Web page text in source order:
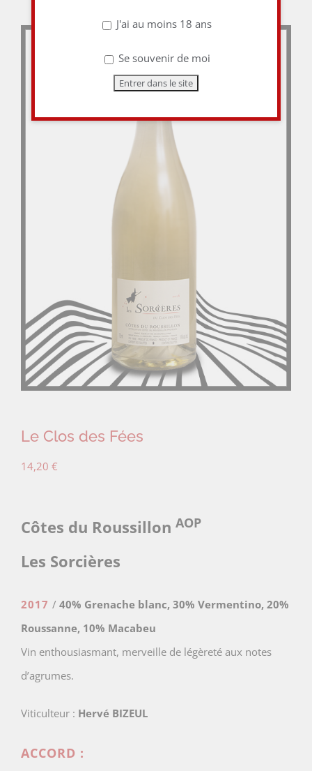
Le Clos des Fées
14,20 €
Côtes du Roussillon AOP
Les Sorcières
2017 / 40% Grenache blanc, 30% Vermentino, 20%
Roussanne, 10% Macabeu
Vin enthousiasmant, merveille de légèreté aux notes
d’agrumes.
Viticulteur : Hervé BIZEUL
ACCORD :
J'ai au moins 18 ans
Se souvenir de moi